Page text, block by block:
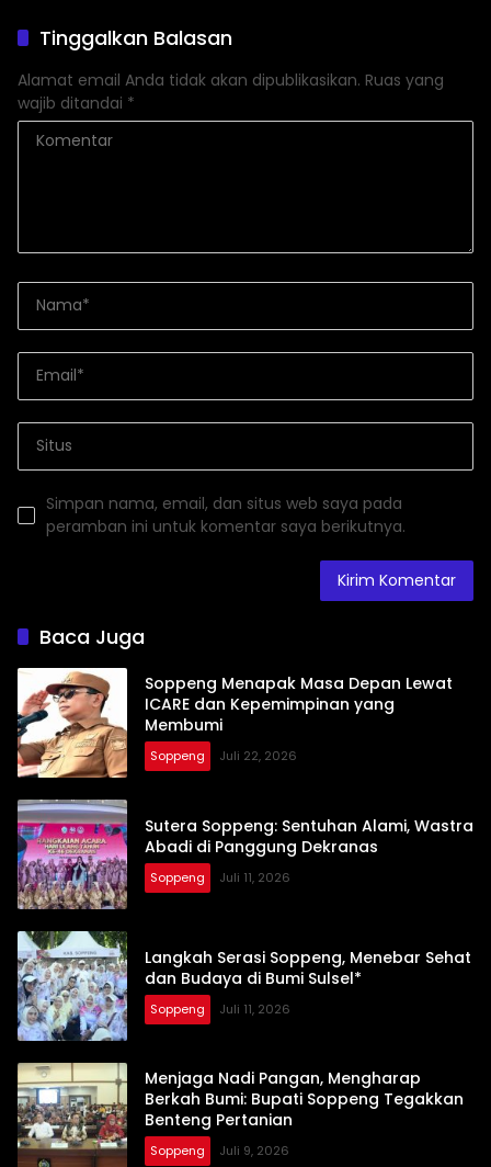
TuhanTinggalkan Balasan
Alamat email Anda tidak akan dipublikasikan. Ruas yang
wajib ditandai *
Simpan nama, email, dan situs web saya pada
peramban ini untuk komentar saya berikutnya.
Baca Juga
Soppeng Menapak Masa Depan Lewat
ICARE dan Kepemimpinan yang
Membumi
Soppeng Juli 22, 2026
Sutera Soppeng: Sentuhan Alami, Wastra
Abadi di Panggung Dekranas
Soppeng Juli 11, 2026
Langkah Serasi Soppeng, Menebar Sehat
dan Budaya di Bumi Sulsel*
Soppeng Juli 11, 2026
Menjaga Nadi Pangan, Mengharap
Berkah Bumi: Bupati Soppeng Tegakkan
Benteng Pertanian
Soppeng Juli 9, 2026